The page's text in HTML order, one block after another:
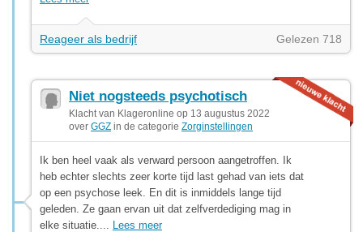
Reageer als bedrijf Gelezen 718
Niet nogsteeds psychotisch
Klacht van Klageronline op 13 augustus 2022
over GGZ in de categorie Zorginstellingen
Ik ben heel vaak als verward persoon aangetroffen. Ik
heb echter slechts zeer korte tijd last gehad van iets dat
op een psychose leek. En dit is inmiddels lange tijd
geleden. Ze gaan ervan uit dat zelfverdediging mag in
elke situatie.... Lees meer